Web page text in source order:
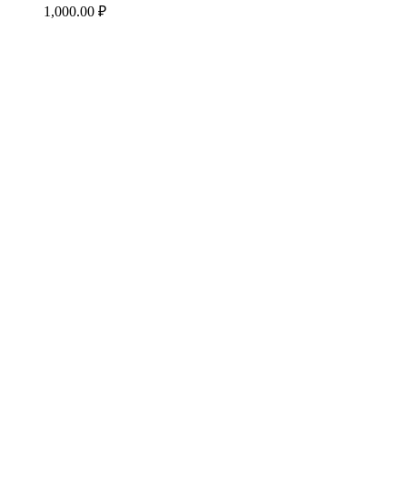
1,000.00 ₽